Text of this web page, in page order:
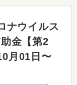
ナウイルス
金【第2
月01日〜